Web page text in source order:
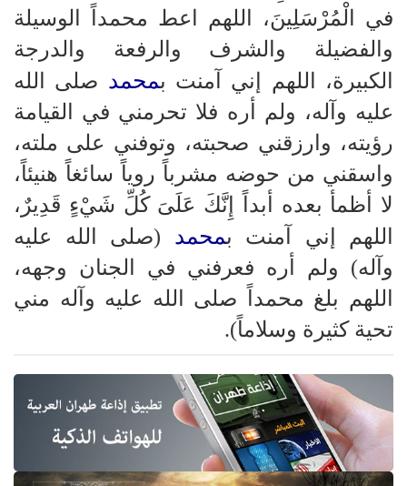
في الْمُرْسَلِينَ، اللهم اعط محمداً الوسيلة
والفضيلة والشرف والرفعة والدرجة
الكبيرة، اللهم إني آمنت بمحمد صلى الله
عليه وآله، ولم أره فلا تحرمني في القيامة
رؤيته، وارزقني صحبته، وتوفني على ملته،
واسقني من حوضه مشرباً روياً سائغاً هنيئاً،
لا أظمأ بعده أبداً إِنَّكَ عَلَىَ كُلِّ شَيْءٍ قَدِيرٌ،
اللهم إني آمنت بمحمد (صلى الله عليه
وآله) ولم أره فعرفني في الجنان وجهه،
اللهم بلغ محمداً صلى الله عليه وآله مني
تحية كثيرة وسلاماً).